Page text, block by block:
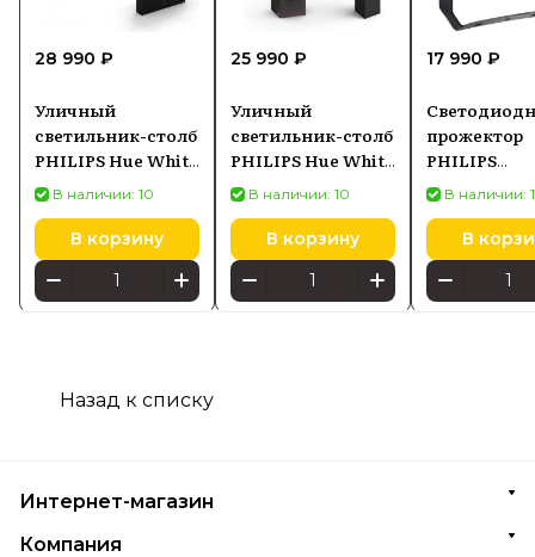
28 990 ₽
Уличный
светильник-столб
PHILIPS Hue White
and Color
Ambiance Nyro
черный 1745530P7
В наличии: 10
В корзину
25 990 ₽
Уличный
светильник-столб
PHILIPS Hue White
and Color
Ambiance Impress
черный 1743230P7
В наличии: 10
В корзину
17 990 ₽
прожектор
PHILIPS
ProjectLine
В наличии:
В
Назад к списку
Интернет-магазин
Компания